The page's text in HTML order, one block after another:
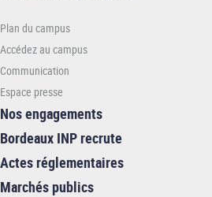
INP
Plan du campus
Accédez au campus
Communication
Espace presse
Nos engagements
Bordeaux INP recrute
Actes réglementaires
Marchés publics